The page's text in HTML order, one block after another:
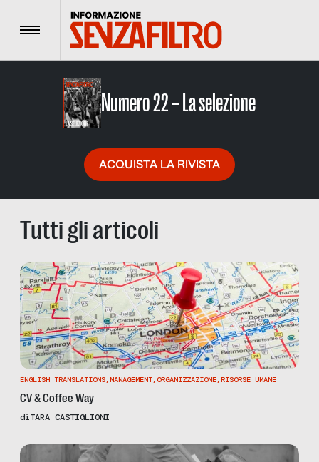
Menu
Numero 22 – La selezione
ACQUISTA LA RIVISTA
Tutti gli articoli
ENGLISH TRANSLATIONS,MANAGEMENT,ORGANIZZAZIONE,RISORSE UMANE
CV & Coffee Way
diTARA CASTIGLIONI